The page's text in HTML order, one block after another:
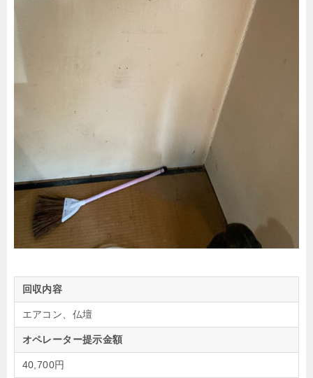
回収内容
エアコン、仏壇
オペレーター提示金額
40,700円